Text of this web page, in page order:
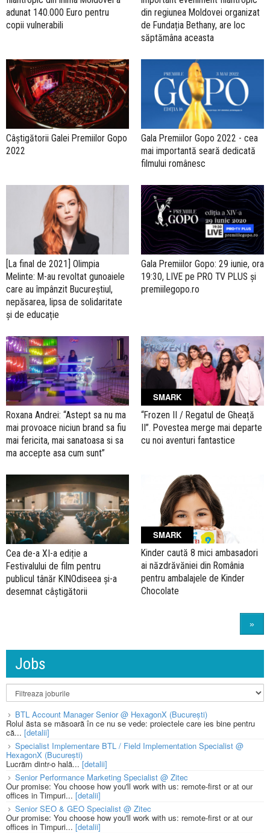
adunat 140.000 Euro pentru
copii vulnerabili
din regiunea Moldovei organizat
de Fundația Bethany, are loc
săptămâna aceasta
Câștigătorii Galei Premiilor Gopo
2022
Gala Premiilor Gopo 2022 - cea
mai importantă seară dedicată
filmului românesc
[La final de 2021] Olimpia
Melinte: M-au revoltat gunoaiele
care au împânzit Bucureștiul,
nepăsarea, lipsa de solidaritate
și de educație
Gala Premiilor Gopo: 29 iunie, ora
19:30, LIVE pe PRO TV PLUS și
premiilegopo.ro
Roxana Andrei: “Astept sa nu ma
mai provoace niciun brand sa fiu
mai fericita, mai sanatoasa si sa
ma accepte asa cum sunt”
SMARK
“Frozen II / Regatul de Gheață
II”. Povestea merge mai departe
cu noi aventuri fantastice
Cea de-a XI-a ediție a
Festivalului de film pentru
publicul tânăr KINOdiseea și-a
desemnat câștigătorii
SMARK
Kinder caută 8 mici ambasadori
ai năzdrăvăniei din România
pentru ambalajele de Kinder
Chocolate
»
Jobs
BTL Account Manager Senior @ HexagonX (București)
Rolul ăsta se măsoară în ce nu se vede: proiectele care ies bine pentru
că... [detalii]
Specialist Implementare BTL / Field Implementation Specialist @
HexagonX (București)
Lucrăm dintr-o hală...[detalii]
Senior Performance Marketing Specialist @ Zitec
Our promise: You choose how you'll work with us: remote-first or at our
offices in Timpuri... [detalii]
Senior SEO & GEO Specialist @ Zitec
Our promise: You choose how you'll work with us: remote-first or at our
offices in Timpuri... [detalii]